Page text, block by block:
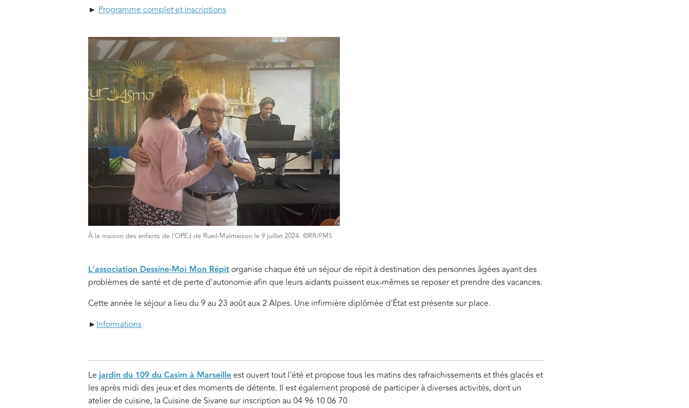
► Programme complet et inscriptions
À la maison des enfants de l'OPEJ de Rueil-Malmaison le 9 juillet 2024. ©RR/FMS
L'association Dessine-Moi Mon Répitorganise chaque été un séjour de répit à destination des personnes âgées ayant des
problèmes de santé et de perte d'autonomie afin que leurs aidants puissent eux-mêmes se reposer et prendre des vacances.
Cette année le séjour a lieu du 9 au 23 août aux 2 Alpes. Une infirmière diplômée d'État est présente sur place.
►Informations
Le jardin du 109 du Casim à Marseilleest ouvert tout l'été et propose tous les matins des rafraichissements et thés glacés et
les après midi des jeux et des moments de détente. Il est également proposé de participer à diverses activités, dont un
atelier de cuisine, la Cuisine de Sivane sur inscription au 04 96 10 06 70